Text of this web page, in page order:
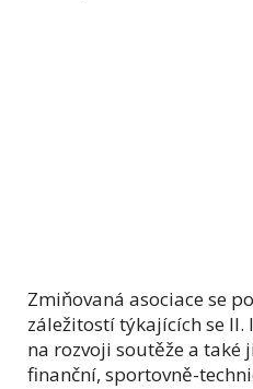
Zmiňovaná asociace se
záležitostí týkajících se
na rozvoji soutěže a
finanční, sportovně-